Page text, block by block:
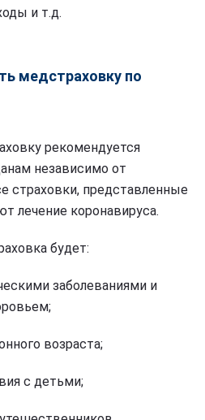
и т.д.
медстраховку по
рекомендуется
независимо от
страховки, представленные
лечение коронавируса.
будет:
заболеваниями и
возраста;
с детьми;